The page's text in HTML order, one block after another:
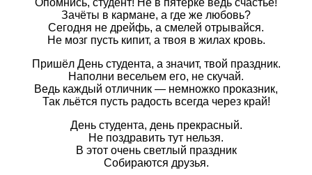
Опомнись, студент! Не в пятёрке ведь счастье!
Зачёты в кармане, а где же любовь?
Сегодня не дрейфь, а смелей отрывайся.
Не мозг пусть кипит, а твоя в жилах кровь.
Пришёл День студента, а значит, твой праздник.
Наполни весельем его, не скучай.
Ведь каждый отличник — немножко проказник,
Так льётся пусть радость всегда через край!
День студента, день прекрасный.
Не поздравить тут нельзя.
В этот очень светлый праздник
Собираются друзья.